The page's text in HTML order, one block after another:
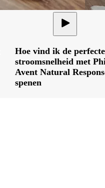
Hoe vind ik de perfecte
stroomsnelheid met
Avent Natural
spenen